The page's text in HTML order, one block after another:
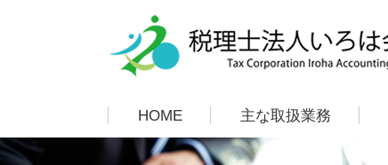
HOME 主な取扱業務